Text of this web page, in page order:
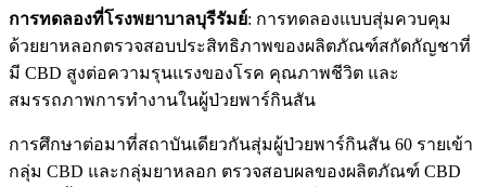
การทดลองที่โรงพยาบาลบุรีรัมย์: การทดลองแบบสุ่มควบคุม
ด้วยยาหลอกตรวจสอบประสิทธิภาพของผลิตภัณฑ์สกัดกัญชาที่
มี CBD สูงต่อความรุนแรงของโรค คุณภาพชีวิต และ
สมรรถภาพการทำงานในผู้ป่วยพาร์กินสัน
การศึกษาต่อมาที่สถาบันเดียวกันสุ่มผู้ป่วยพาร์กินสัน 60 รายเข้า
กลุ่ม CBD และกลุ่มยาหลอก ตรวจสอบผลของผลิตภัณฑ์ CBD